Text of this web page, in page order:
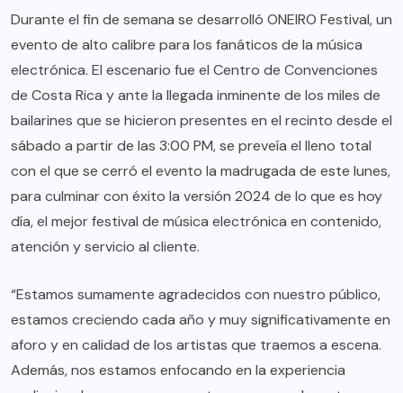
Durante el fin de semana se desarrolló ONEIRO Festival, un
evento de alto calibre para los fanáticos de la música
electrónica. El escenario fue el Centro de Convenciones
de Costa Rica y ante la llegada inminente de los miles de
bailarines que se hicieron presentes en el recinto desde el
sábado a partir de las 3:00 PM, se preveía el lleno total
con el que se cerró el evento la madrugada de este lunes,
para culminar con éxito la versión 2024 de lo que es hoy
día, el mejor festival de música electrónica en contenido,
atención y servicio al cliente.
“Estamos sumamente agradecidos con nuestro público,
estamos creciendo cada año y muy significativamente en
aforo y en calidad de los artistas que traemos a escena.
Además, nos estamos enfocando en la experiencia